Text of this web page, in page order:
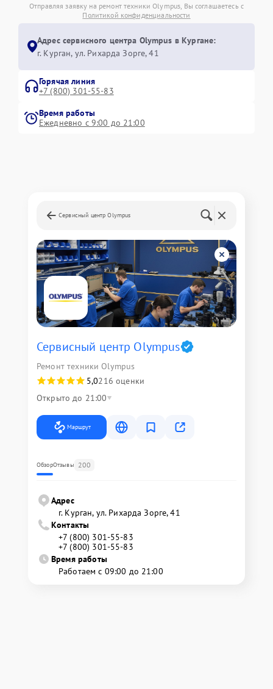
Отправляя заявку на ремонт техники Olympus, Вы соглашаетесь с
Политикой конфиденциальности
Адрес сервисного центра Olympus в Кургане:
г. Курган, ул. Рихарда Зорге, 41
Горячая линия
+7 (800) 301-55-83
Время работы
Ежедневно с 9:00 до 21:00
Сервисный центр Olympus
Сервисный центр Olympus
Ремонт техники Olympus
5,0216 оценки
Открыто до 21:00
Маршрут
ОбзорОтзывы 200
Адрес
г. Курган, ул. Рихарда Зорге, 41
Контакты
+7 (800) 301-55-83
+7 (800) 301-55-83
Время работы
Работаем с 09:00 до 21:00